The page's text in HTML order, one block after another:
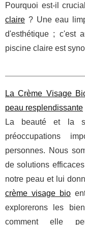
Pourquoi est-il
claire ? Une eau
d'esthétique ; c'est
piscine claire est
La Crème Visage
peau resplendissante
La beauté et la
préoccupations
personnes. Nous
de solutions
notre peau et lui
crème visage bio
explorerons les
comment elle